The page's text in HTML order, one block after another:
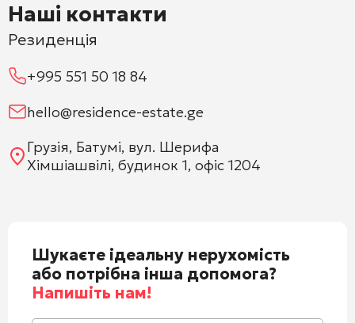
Наші контакти
Резиденція
+995 551 50 18 84
hello@residence-estate.ge
Грузія, Батумі, вул. Шерифа
Хімшіашвілі, будинок 1, офіс 1204
Шукаєте ідеальну нерухомість
або потрібна інша допомога?
Напишіть нам!